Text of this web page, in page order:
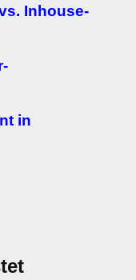
Inhouse-
in